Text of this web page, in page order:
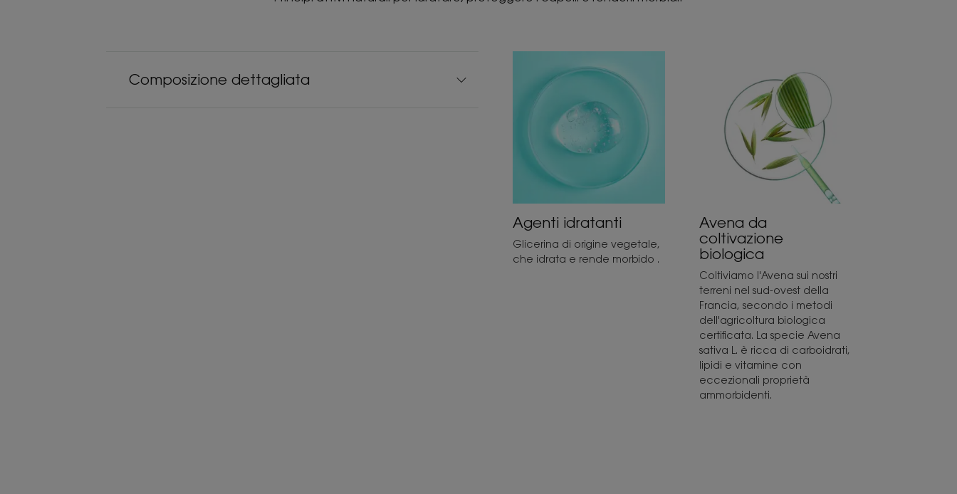
Composizione dettagliata
Agenti idratanti
Glicerina di origine vegetale,
che idrata e rende morbido .
Avena da
coltivazione
biologica
Coltiviamo l'Avena sui nostri
terreni nel sud-ovest della
Francia, secondo i metodi
dell'agricoltura biologica
certificata. La specie Avena
sativa L. è ricca di carboidrati,
lipidi e vitamine con
eccezionali proprietà
ammorbidenti.